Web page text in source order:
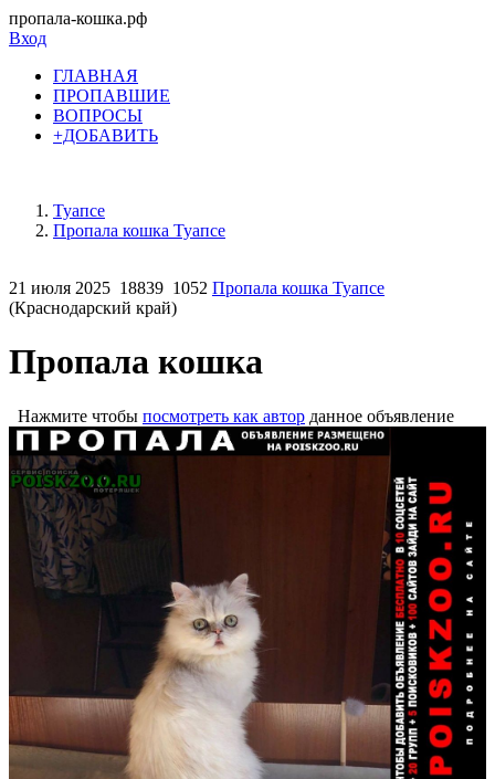
пропала-кошка.рф
Вход
ГЛАВНАЯ
ПРОПАВШИЕ
ВОПРОСЫ
+ДОБАВИТЬ
Туапсе
Пропала кошка Туапсе
21 июля 2025 18839 1052 Пропала кошка Туапсе
(Краснодарский край)
Пропала кошка
Нажмите чтобы посмотреть как автор данное объявление